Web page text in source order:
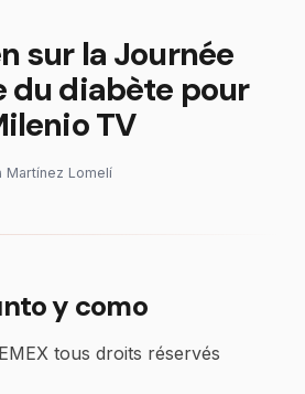
sur la Journée
du diabète pour
TV
Martínez Lomelí
y como
tous droits réservés